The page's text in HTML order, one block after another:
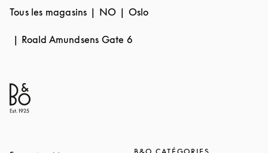
Tous les magasins NO Oslo
Roald Amundsens Gate 6